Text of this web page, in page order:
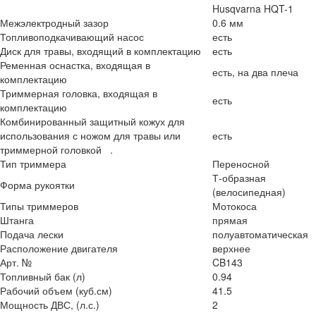
Husqvarna HQT-1
Межэлектродный зазор
0.6 мм
Топливоподкачивающий насос
есть
Диск для травы, входящий в комплектацию
есть
Ременная оснастка, входящая в
комплектацию
есть, на два плеча
Триммерная головка, входящая в
комплектацию
есть
Комбинированный защитный кожух для
использования с ножом для травы или
триммерной головкой .
есть
Тип триммера
Переносной
Форма рукоятки
Т-образная
(велосипедная)
Типы триммеров
Мотокоса
Штанга
прямая
Подача лески
полуавтоматическая
Расположение двигателя
верхнее
Арт. №
CB143
Топливный бак (л)
0.94
Рабочий объем (куб.см)
41.5
Мощность ДВС, (л.с.)
2